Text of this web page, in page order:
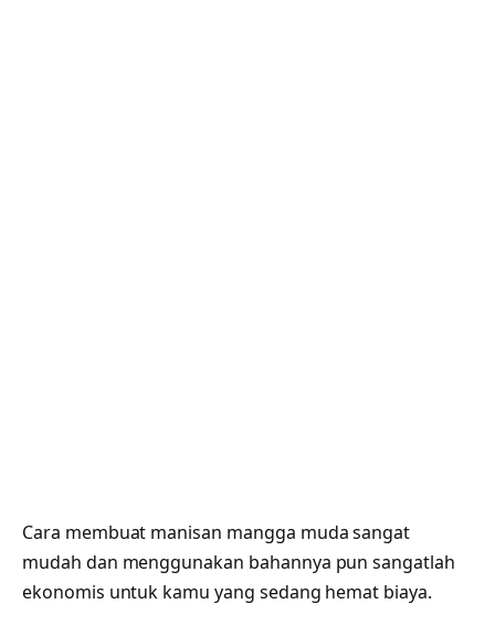
Cara membuat manisan mangga muda sangat
mudah dan menggunakan bahannya pun sangatlah
ekonomis untuk kamu yang sedang hemat biaya.